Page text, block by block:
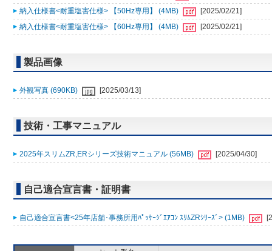
納入仕様書<耐重塩害仕様> 【50Hz専用】 (4MB)
[2025/02/21]
納入仕様書<耐重塩害仕様> 【60Hz専用】 (4MB)
[2025/02/21]
製品画像
外観写真 (690KB) [2025/03/13]
技術・工事マニュアル
2025年スリムZR,ERシリーズ技術マニュアル (56MB) [2025/04/30]
自己適合宣言書・証明書
自己適合宣言書<25年店舗･事務所用ﾊﾟｯｹｰｼﾞｴｱｺﾝ ｽﾘﾑZRｼﾘｰｽﾞ> (1MB)